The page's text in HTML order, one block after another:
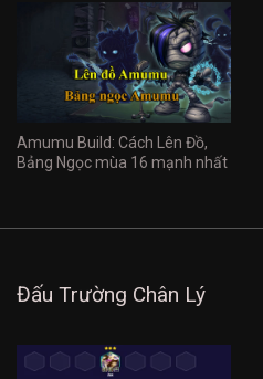
Amumu Build: Cách Lên Đồ,
Bảng Ngọc mùa 16 mạnh nhất
Đấu Trường Chân Lý